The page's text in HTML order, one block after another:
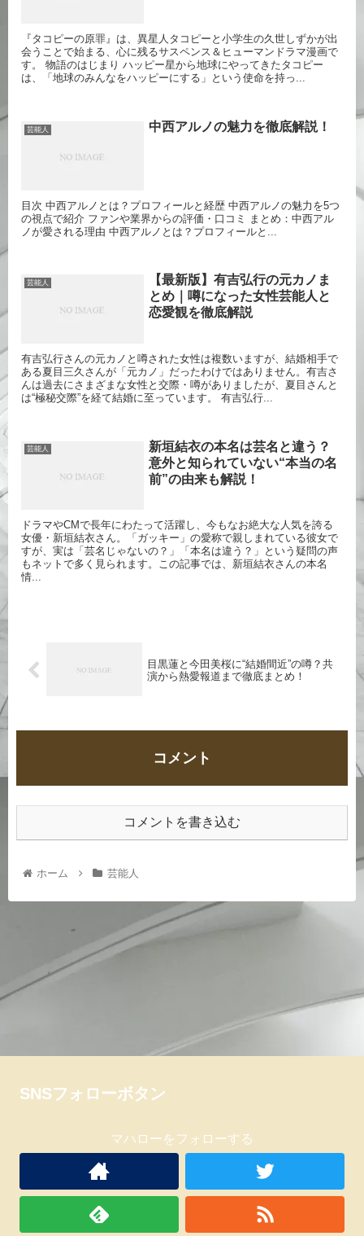
『タコピーの原罪』は、異星人タコピーと小学生の久世しずかが出
会うことで始まる、心に残るサスペンス＆ヒューマンドラマ漫画で
す。 物語のはじまり ハッピー星から地球にやってきたタコピー
は、「地球のみんなをハッピーにする」という使命を持っ...
芸能人 中西アルノの魅力を徹底解説！
目次 中西アルノとは？プロフィールと経歴 中西アルノの魅力を5つ
の視点で紹介 ファンや業界からの評価・口コミ まとめ：中西アル
ノが愛される理由 中西アルノとは？プロフィールと...
芸能人
【最新版】有吉弘行の元カノま
とめ｜噂になった女性芸能人と
恋愛観を徹底解説
有吉弘行さんの元カノと噂された女性は複数いますが、結婚相手で
ある夏目三久さんが「元カノ」だったわけではありません。有吉さ
んは過去にさまざまな女性と交際・噂がありましたが、夏目さんと
は“極秘交際”を経て結婚に至っています。 有吉弘行...
芸能人
新垣結衣の本名は芸名と違う？
意外と知られていない“本当の名
前”の由来も解説！
ドラマやCMで長年にわたって活躍し、今もなお絶大な人気を誇る
女優・新垣結衣さん。「ガッキー」の愛称で親しまれている彼女で
すが、実は「芸名じゃないの？」「本名は違う？」という疑問の声
もネットで多く見られます。この記事では、新垣結衣さんの本名
情...
目黒蓮と今田美桜に“結婚間近”の噂？共
演から熱愛報道まで徹底まとめ！
コメント
コメントを書き込む
ホーム 芸能人
SNSフォローボタン
マハローをフォローする